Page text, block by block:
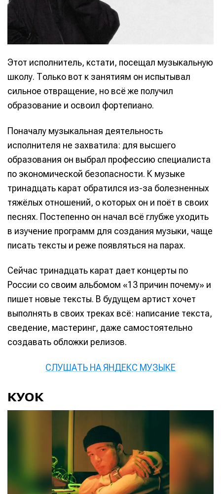
Этот исполнитель, кстати, посещал музыкальную
школу. Только вот к занятиям он испытывал
сильное отвращение, но всё же получил
образование и освоил фортепиано.
Поначалу музыкальная деятельность
исполнителя не захватила: для высшего
образования он выбрал профессию специалиста
по экономической безопасности. К музыке
тринадцать карат обратился из-за болезненных
тяжёлых отношений, о которых он и поёт в своих
песнях. Постепенно он начал всё глубже уходить
в изучение программ для создания музыки, чаще
писать тексты и реже появляться на парах.
Сейчас тринадцать карат дает концерты по
России со своим альбомом «13 причин почему» и
пишет новые тексты. В будущем артист хочет
выполнять в своих треках всё: написание текста,
сведение, мастеринг, даже самостоятельно
создавать обложки релизов.
СЛУШАТЬ НА ЯНДЕКС МУЗЫКЕ
КУОК